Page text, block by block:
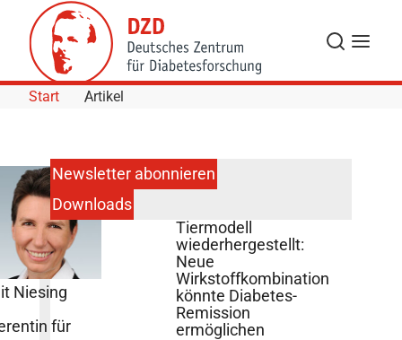
Skip to Content
Suche
Start Artikel
Tiermodell
wiederhergestellt:
Neue
Wirkstoffkombination
könnte Diabetes-
Remission
ermöglichen
Niesing
für
Newsletter abonnieren
Downloads